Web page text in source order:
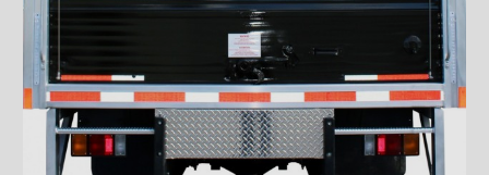
12" en grip strut galvanisé
Pare-chocs marchepied de 7"
en grip strut galvanisé
Pare-chocs marchepied
double en grip strut